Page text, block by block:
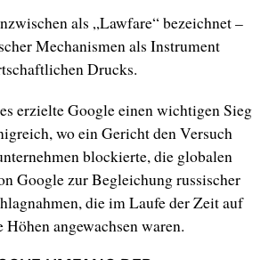
als „Lawfare“ bezeichnet –
Mechanismen als Instrument
Drucks.
erzielte Google einen wichtigen Sieg
wo ein Gericht den Versuch
blockierte, die globalen
Google zur Begleichung russischer
die im Laufe der Zeit auf
angewachsen waren.